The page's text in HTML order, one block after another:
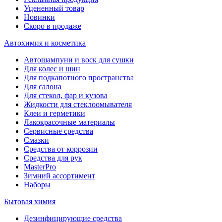
Уцененный товар
Новинки
Скоро в продаже
Автохимия и косметика
Автошампуни и воск для сушки
Для колес и шин
Для подкапотного пространства
Для салона
Для стекол, фар и кузова
Жидкости для стеклоомывателя
Клеи и герметики
Лакокрасочные материалы
Сервисные средства
Смазки
Средства от коррозии
Средства для рук
MasterPro
Зимний ассортимент
Наборы
Бытовая химия
Дезинфицирующие средства